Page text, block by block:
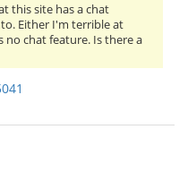
this site has a chat
Either I'm terrible at
chat feature. Is there a